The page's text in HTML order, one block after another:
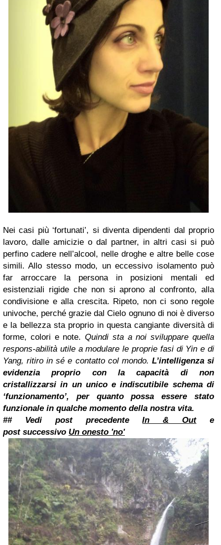
Nei casi più ‘fortunati’, si diventa dipendenti dal proprio
lavoro, dalle amicizie o dal partner, in altri casi si può
perfino cadere nell’alcool, nelle droghe e altre belle cose
simili. Allo stesso modo, un eccessivo isolamento può
far arroccare la persona in posizioni mentali ed
esistenziali rigide che non si aprono al confronto, alla
condivisione e alla crescita. Ripeto, non ci sono regole
univoche, perché grazie dal Cielo ognuno di noi è diverso
e la bellezza sta proprio in questa cangiante diversità di
forme, colori e note.Quindi sta a noi sviluppare quella
respons-abilità utile a modulare le proprie fasi di Yin e di
Yang, ritiro in sé e contatto col mondo. L’intelligenza si
evidenzia proprio con la capacità di non
cristallizzarsi in un unico e indiscutibile schema di
‘funzionamento’, per quanto possa essere stato
funzionale in qualche momento della nostra vita.
## Vedi post precedenteIn & Out
e
postsuccessivo Un onesto 'no'